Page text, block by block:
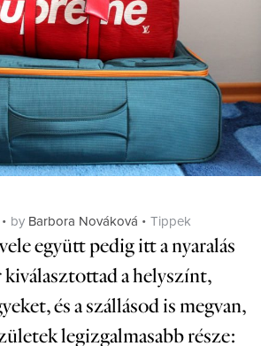
by Barbora Nováková Categories
Tippek
együtt pedig itt a nyaralás
kiválasztottad a helyszínt,
és a szállásod is megvan,
legizgalmasabb része: